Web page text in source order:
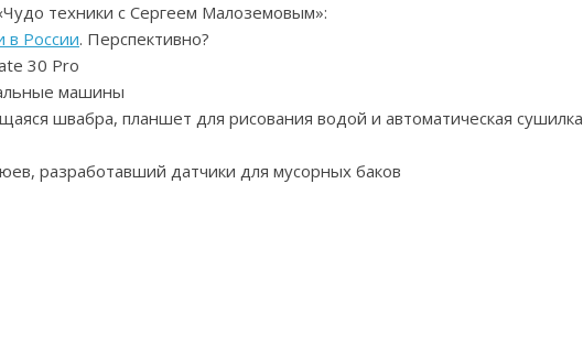
техники с Сергеем Малоземовым»:
в России. Перспективно?
30 Pro
машины
швабра, планшет для рисования водой и автоматическая сушилка
разработавший датчики для мусорных баков